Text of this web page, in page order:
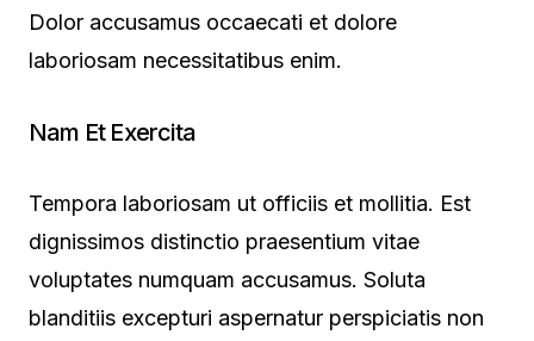
Dolor accusamus occaecati et dolore
laboriosam necessitatibus enim.
Nam Et Exercita
Tempora laboriosam ut officiis et mollitia. Est
dignissimos distinctio praesentium vitae
voluptates numquam accusamus. Soluta
blanditiis excepturi aspernatur perspiciatis non